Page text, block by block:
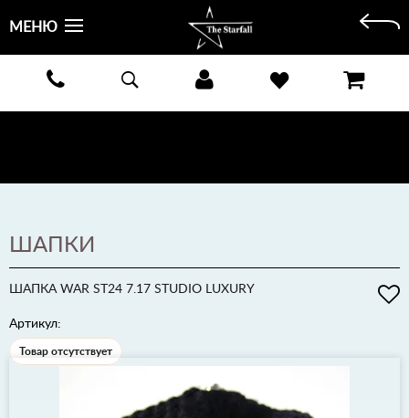
БЕСПЛАТНАЯ ДОСТАВКА КУРЬЕРОМ ИЛИ ПОЧТОЙ ПО ВСЕЙ РОССИИ! ОПЛАТА ПРИ ПОЛУЧЕНИИ
ПОДРОБНЕЕ >
МЕНЮ
ШАПКИ
ШАПКА WAR ST24 7.17 STUDIO LUXURY
Артикул:
Товар отсутствует